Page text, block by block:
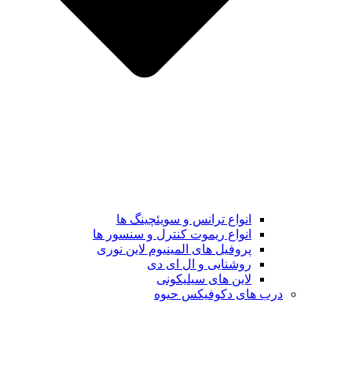
انواع ترانس و سویئچینگ ها
انواع ریموت کنترل و سنسور ها
پروفیل های المینیوم لاین نوری
روشنایی و ال ای دی
لاین های سیلیکونی
درب های دکوفیکس حیوه